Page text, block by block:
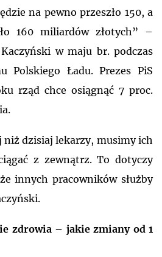
na pewno przeszło 150, a
160 miliardów złotych” –
Kaczyński w maju br. podczas
Polskiego Ładu. Prezes PiS
rząd chce osiągnąć 7 proc.
niż dzisiaj lekarzy, musimy ich
z zewnątrz. To dotyczy
innych pracowników służby
zdrowia – jakie zmiany od 1